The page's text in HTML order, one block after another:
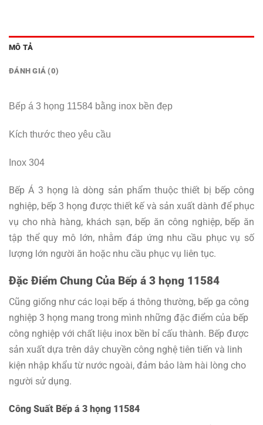
MÔ TẢ
ĐÁNH GIÁ (0)
Bếp á 3 họng 11584 bằng inox bền đẹp
Kích thước theo yêu cầu
Inox 304
Bếp Á 3 họng là dòng sản phẩm thuộc thiết bị bếp công
nghiệp, bếp 3 họng được thiết kế và sản xuất dành để phục
vụ cho nhà hàng, khách sạn, bếp ăn công nghiệp, bếp ăn
tập thể quy mô lớn, nhằm đáp ứng nhu cầu phục vụ số
lượng lớn người ăn hoặc nhu cầu phục vụ liên tục.
Đặc Điểm Chung Của Bếp á 3 họng 11584
Cũng giống như các loại bếp á thông thường, bếp ga công
nghiệp 3 họng mang trong mình những đặc điểm của bếp
công nghiệp với chất liệu inox bền bỉ cấu thành. Bếp được
sản xuất dựa trên dây chuyền công nghệ tiên tiến và linh
kiện nhập khẩu từ nước ngoài, đảm bảo làm hài lòng cho
người sử dụng.
Công Suất Bếp á 3 họng 11584